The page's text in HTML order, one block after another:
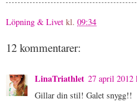
Löpning & Livet kl. 09:34
12 kommentarer:
LinaTriathlet 27 april 2012
Gillar din stil! Galet snygg!!